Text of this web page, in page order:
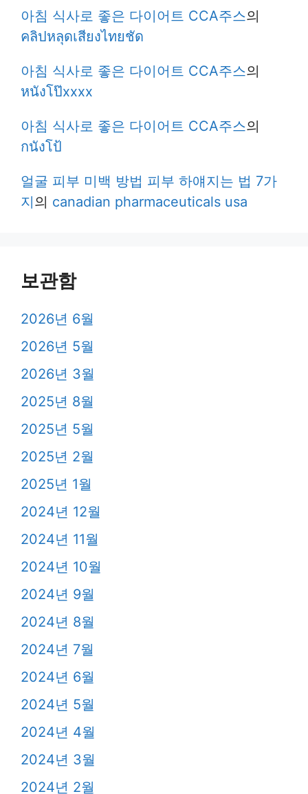
아침 식사로 좋은 다이어트 CCA주스의
คลิปหลุดเสียงไทยชัด
아침 식사로 좋은 다이어트 CCA주스의
หนังโป๊xxxx
아침 식사로 좋은 다이어트 CCA주스의
กนังโป้
얼굴 피부 미백 방법 피부 하얘지는 법 7가
지의 canadian pharmaceuticals usa
보관함
2026년 6월
2026년 5월
2026년 3월
2025년 8월
2025년 5월
2025년 2월
2025년 1월
2024년 12월
2024년 11월
2024년 10월
2024년 9월
2024년 8월
2024년 7월
2024년 6월
2024년 5월
2024년 4월
2024년 3월
2024년 2월